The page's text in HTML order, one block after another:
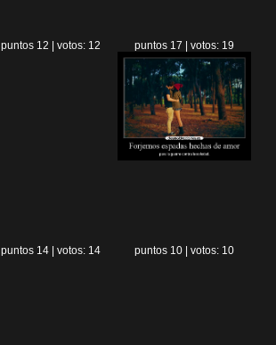
puntos 12 | votos: 12 puntos 17 | votos: 19
puntos 14 | votos: 14 puntos 10 | votos: 10